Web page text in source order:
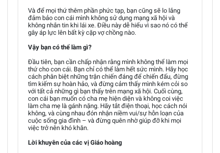
Và để mọi thứ thêm phần phức tạp, bạn cũng sẽ lo lắng
đảm bảo con cái mình không sử dụng mạng xã hội và
không nhắn tin khi lái xe. Điều này dễ hiểu vì sao nó có thể
gây áp lực lên bất kỳ cặp vợ chồng nào.
Vậy bạn có thể làm gì?
Đầu tiên, bạn cần chấp nhận rằng mình không thể làm mọi
thứ cho con cái. Bạn chỉ có thể làm hết sức mình. Hãy học
cách phân biệt những trận chiến đáng để chiến đấu, đừng
tìm kiếm sự hoàn hảo, và đừng cảm thấy mình kém cỏi so
với tất cả những gì bạn thấy trên mạng xã hội. Cuối cùng,
con cái bạn muốn có cha mẹ hiện diện và không coi việc
làm cha mẹ là gánh nặng. Hãy tắt điện thoại, học cách nói
không, và cùng nhau đón nhận niềm vui/sự hỗn loạn của
cuộc sống gia đình – và đừng quên nhờ giúp đỡ khi mọi
việc trở nên khó khăn.
Lời khuyên của các vị Giáo hoàng